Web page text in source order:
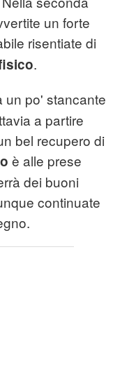
un forte
risentiate di
.
un po' stancante
a partire
bel recupero di
è alle prese
dei buoni
continuate